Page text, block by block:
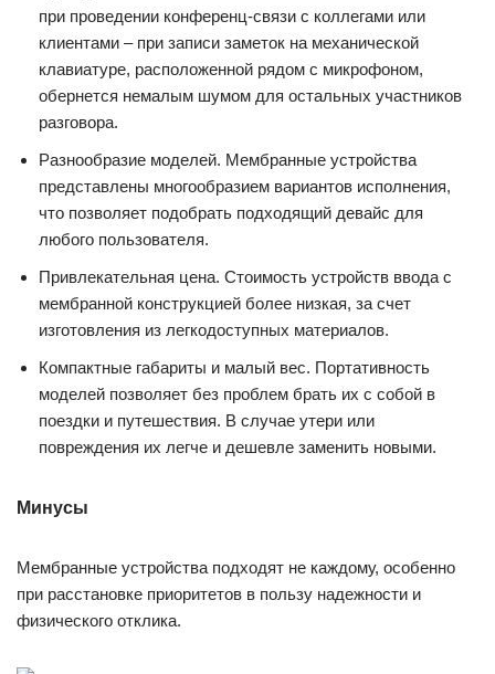
при проведении конференц-связи с коллегами или
клиентами – при записи заметок на механической
клавиатуре, расположенной рядом с микрофоном,
обернется немалым шумом для остальных участников
разговора.
Разнообразие моделей. Мембранные устройства
представлены многообразием вариантов исполнения,
что позволяет подобрать подходящий девайс для
любого пользователя.
Привлекательная цена. Стоимость устройств ввода с
мембранной конструкцией более низкая, за счет
изготовления из легкодоступных материалов.
Компактные габариты и малый вес. Портативность
моделей позволяет без проблем брать их с собой в
поездки и путешествия. В случае утери или
повреждения их легче и дешевле заменить новыми.
Минусы
Мембранные устройства подходят не каждому, особенно
при расстановке приоритетов в пользу надежности и
физического отклика.